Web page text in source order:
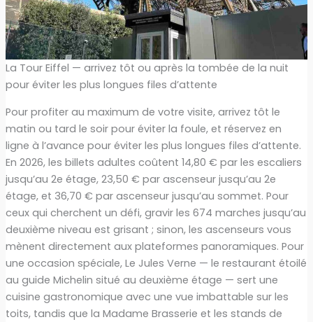
La Tour Eiffel — arrivez tôt ou après la tombée de la nuit
pour éviter les plus longues files d’attente
Pour profiter au maximum de votre visite, arrivez tôt le
matin ou tard le soir pour éviter la foule, et réservez en
ligne à l’avance pour éviter les plus longues files d’attente.
En 2026, les billets adultes coûtent 14,80 € par les escaliers
jusqu’au 2e étage, 23,50 € par ascenseur jusqu’au 2e
étage, et 36,70 € par ascenseur jusqu’au sommet. Pour
ceux qui cherchent un défi, gravir les 674 marches jusqu’au
deuxième niveau est grisant ; sinon, les ascenseurs vous
mènent directement aux plateformes panoramiques. Pour
une occasion spéciale, Le Jules Verne — le restaurant étoilé
au guide Michelin situé au deuxième étage — sert une
cuisine gastronomique avec une vue imbattable sur les
toits, tandis que la Madame Brasserie et les stands de